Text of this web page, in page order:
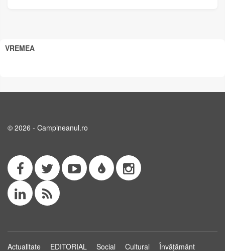
VREMEA
© 2026 - Campineanul.ro
Actualitate EDITORIAL Social Cultural Învățământ